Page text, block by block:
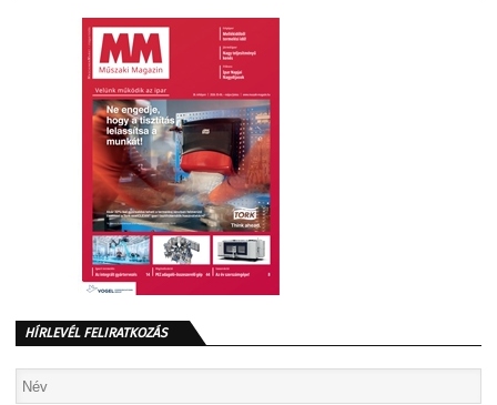
HÍRLEVÉL FELIRATKOZÁS